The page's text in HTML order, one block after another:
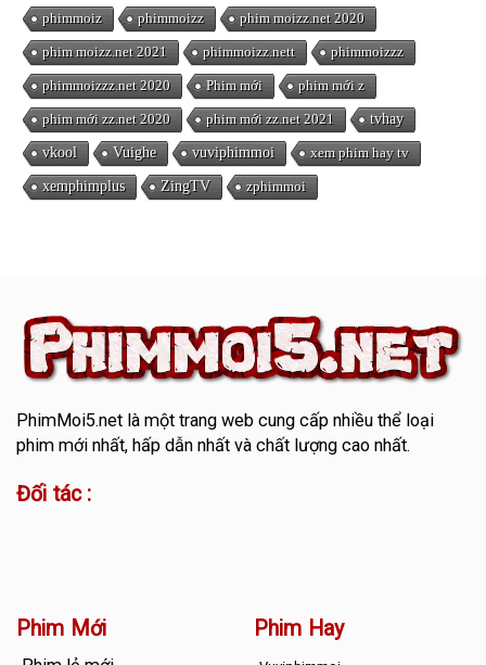
phimmoiz phimmoizz phim moizz.net 2020
phim moizz.net 2021 phimmoizz.nett phimmoizzz
phimmoizzz.net 2020 Phim mới phim mới z
phim mới zz.net 2020 phim mới zz.net 2021 tvhay
vkool Vuighe vuviphimmoi xem phim hay tv
xemphimplus ZingTV zphimmoi
PhimMoi5.netlà một trang web cung cấp nhiều thể loại
phim mới nhất, hấp dẫn nhất và chất lượng cao nhất.
Đối tác :
Phim Mới Phim Hay